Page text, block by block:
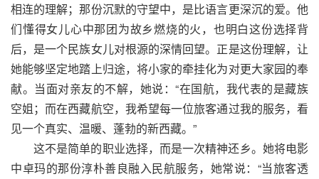
相连的理解；那份沉默的守望中，是比语言更深沉的爱。他
们懂得女儿心中那团为故乡燃烧的火，也明白这份选择背
后，是一个民族女儿对根源的深情回望。正是这份理解，让
她能够坚定地踏上归途，将小家的牵挂化为对更大家园的奉
献。当面对亲友的不解，她说：“在国航，我代表的是藏族
空姐；而在西藏航空，我希望每一位旅客通过我的服务，看
见一个真实、温暖、蓬勃的新西藏。”
这不是简单的职业选择，而是一次精神还乡。她将电影
中卓玛的那份淳朴善良融入民航服务，她常说：“当旅客透